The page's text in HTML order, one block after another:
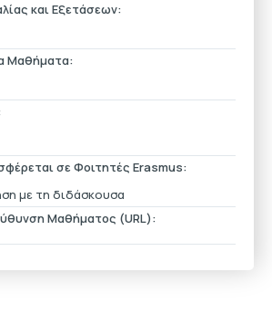
και Εξετάσεων:
Μαθήματα:
σε Φοιτητές Erasmus:
με τη διδάσκουσα
Μαθήματος (URL):